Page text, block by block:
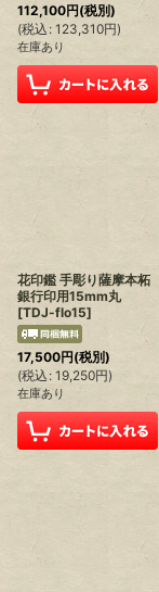
112,100円(税別)
(税込 : 123,310円)
在庫あり
花印鑑 手彫り薩摩本柘
銀行印用15mm丸
[TDJ-flo15]
17,500円(税別)
(税込 : 19,250円)
在庫あり